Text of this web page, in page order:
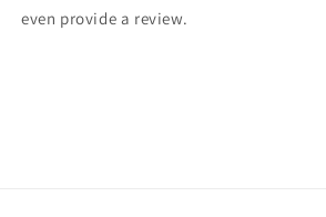
even provide a review.